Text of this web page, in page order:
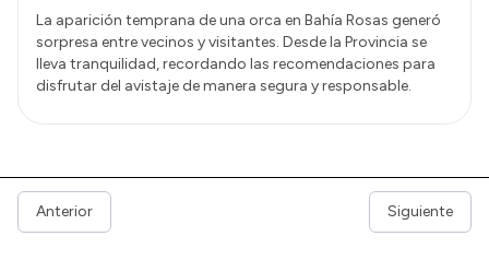
La aparición temprana de una orca en Bahía Rosas generó
sorpresa entre vecinos y visitantes. Desde la Provincia se
lleva tranquilidad, recordando las recomendaciones para
disfrutar del avistaje de manera segura y responsable.
Anterior Siguiente